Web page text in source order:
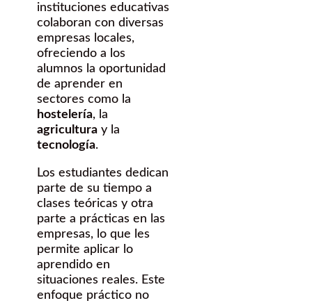
instituciones educativas
colaboran con diversas
empresas locales,
ofreciendo a los
alumnos la oportunidad
de aprender en
sectores como la
hostelería, la
agricultura y la
tecnología.
Los estudiantes dedican
parte de su tiempo a
clases teóricas y otra
parte a prácticas en las
empresas, lo que les
permite aplicar lo
aprendido en
situaciones reales. Este
enfoque práctico no